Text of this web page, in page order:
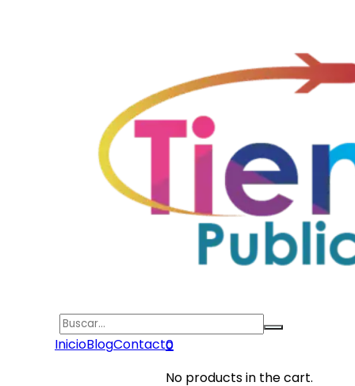
Search
InicioBlogContacto
0
No products in the cart.